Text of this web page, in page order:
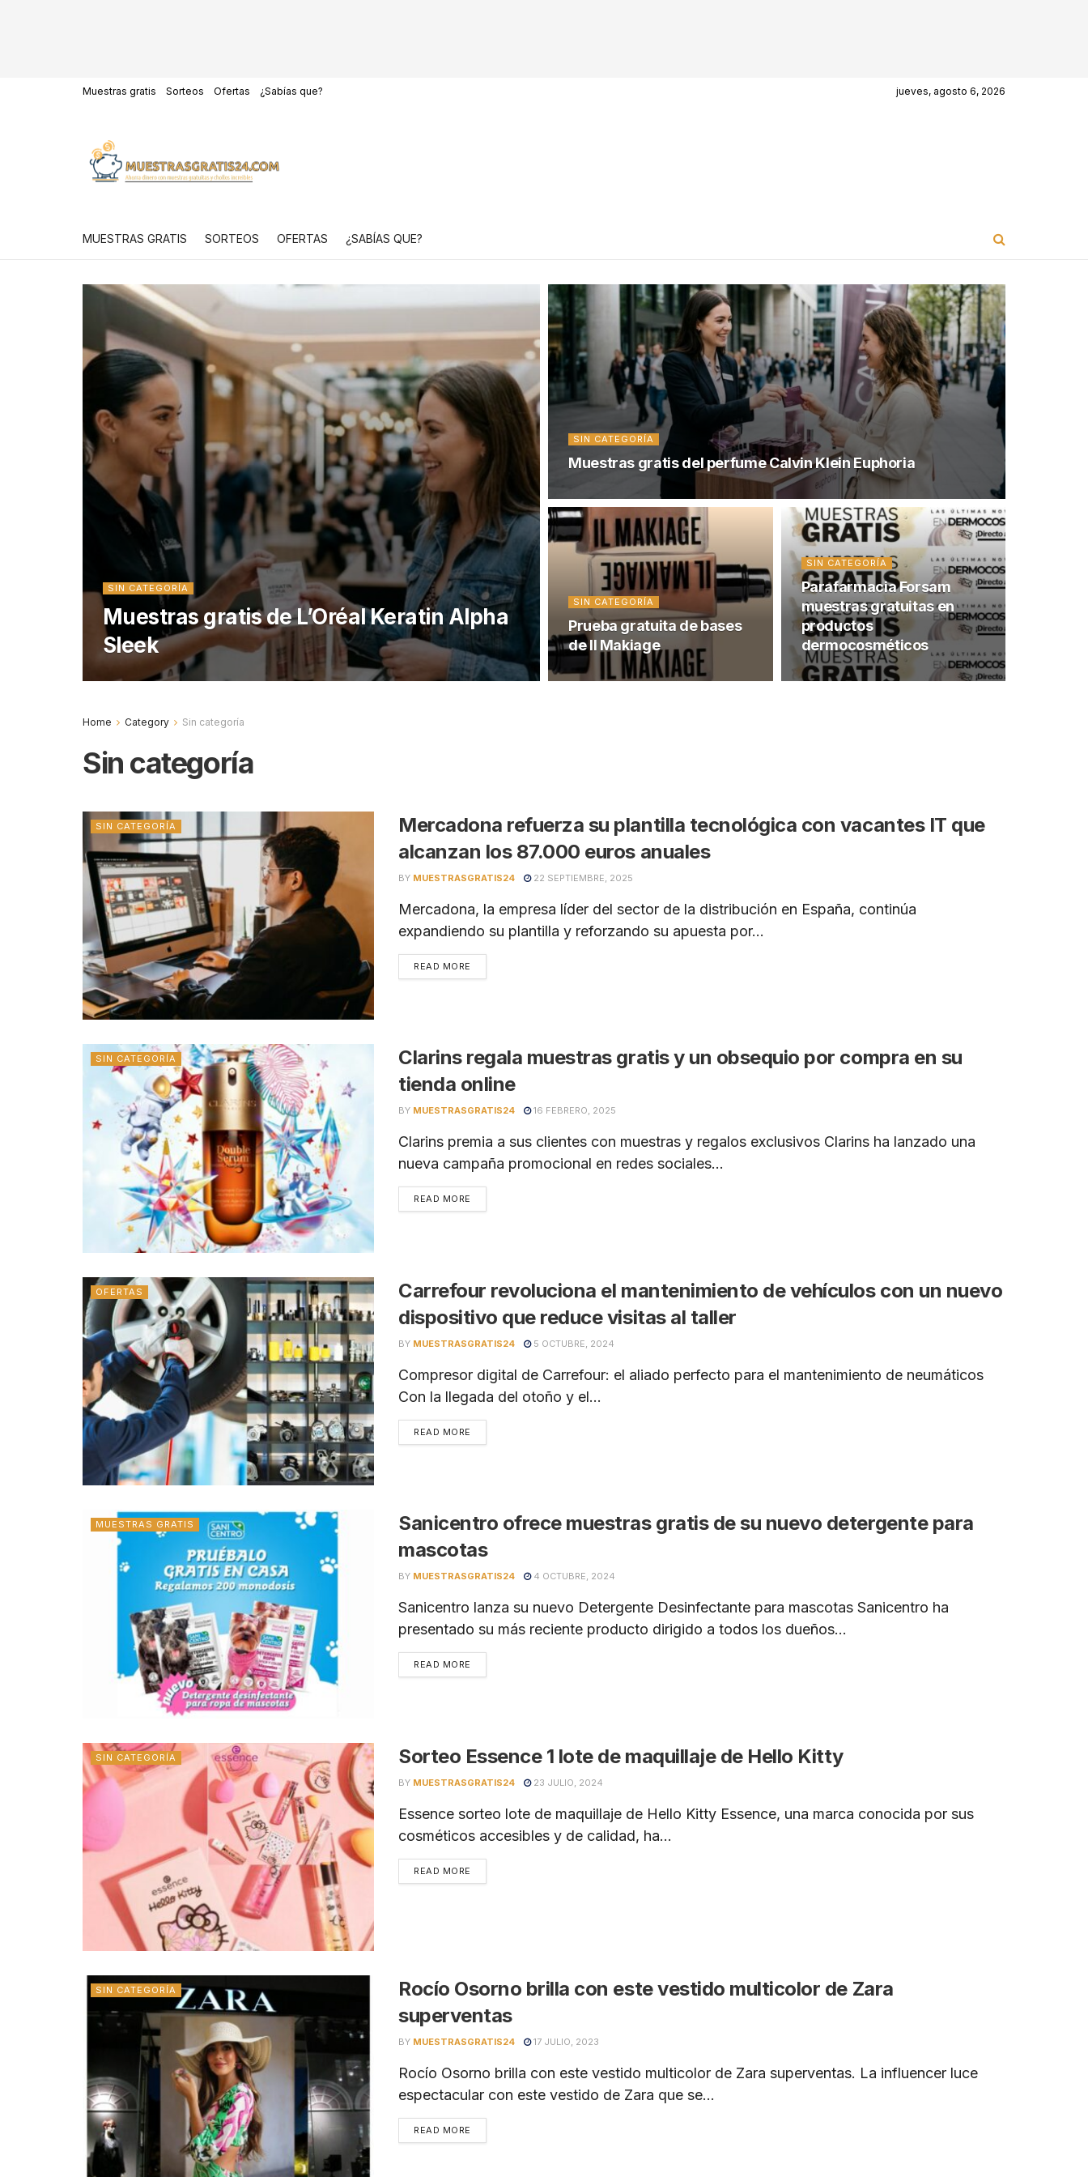
Muestras gratis Sorteos Ofertas ¿Sabías que? jueves, agosto 6, 2026
MUESTRAS GRATIS SORTEOS OFERTAS ¿SABÍAS QUE?
SIN CATEGORÍA
Muestras gratis de L’Oréal Keratin Alpha
Sleek
SIN CATEGORÍA
Muestras gratis del perfume Calvin Klein Euphoria
SIN CATEGORÍA
Prueba gratuita de bases
de Il Makiage
SIN CATEGORÍA
Parafarmacia Forsam
muestras gratuitas en
productos
dermocosméticos
Home Category Sin categoría
Sin categoría
SIN CATEGORÍA
Mercadona refuerza su plantilla tecnológica con vacantes IT que
alcanzan los 87.000 euros anuales
BY MUESTRASGRATIS24 22 SEPTIEMBRE, 2025
Mercadona, la empresa líder del sector de la distribución en España, continúa
expandiendo su plantilla y reforzando su apuesta por...
READ MORE
SIN CATEGORÍA
Clarins regala muestras gratis y un obsequio por compra en su
tienda online
BY MUESTRASGRATIS24 16 FEBRERO, 2025
Clarins premia a sus clientes con muestras y regalos exclusivos Clarins ha lanzado una
nueva campaña promocional en redes sociales...
READ MORE
OFERTAS
Carrefour revoluciona el mantenimiento de vehículos con un nuevo
dispositivo que reduce visitas al taller
BY MUESTRASGRATIS24 5 OCTUBRE, 2024
Compresor digital de Carrefour: el aliado perfecto para el mantenimiento de neumáticos
Con la llegada del otoño y el...
READ MORE
MUESTRAS GRATIS
Sanicentro ofrece muestras gratis de su nuevo detergente para
mascotas
BY MUESTRASGRATIS24 4 OCTUBRE, 2024
Sanicentro lanza su nuevo Detergente Desinfectante para mascotas Sanicentro ha
presentado su más reciente producto dirigido a todos los dueños...
READ MORE
SIN CATEGORÍA Sorteo Essence 1 lote de maquillaje de Hello Kitty
BY MUESTRASGRATIS24 23 JULIO, 2024
Essence sorteo lote de maquillaje de Hello Kitty Essence, una marca conocida por sus
cosméticos accesibles y de calidad, ha...
READ MORE
SIN CATEGORÍA
Rocío Osorno brilla con este vestido multicolor de Zara
superventas
BY MUESTRASGRATIS24 17 JULIO, 2023
Rocío Osorno brilla con este vestido multicolor de Zara superventas. La influencer luce
espectacular con este vestido de Zara que se...
READ MORE